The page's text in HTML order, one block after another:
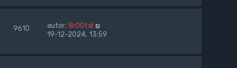
9610 autor: Br00tal
19-12-2024, 13:59